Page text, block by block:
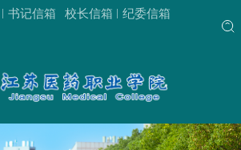
书记信箱 校长信箱
纪委信箱